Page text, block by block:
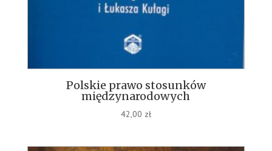
Polskie prawo stosunków
międzynarodowych
42,00 zł